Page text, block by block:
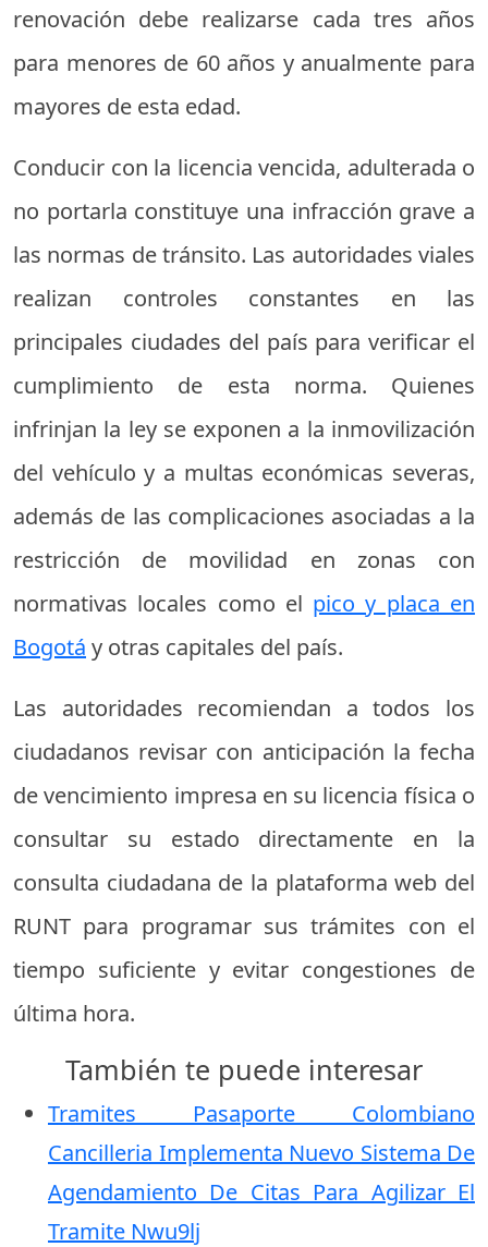
renovación debe realizarse cada tres años
para menores de 60 años y anualmente para
mayores de esta edad.
Conducir con la licencia vencida, adulterada o
no portarla constituye una infracción grave a
las normas de tránsito. Las autoridades viales
realizan controles constantes en las
principales ciudades del país para verificar el
cumplimiento de esta norma. Quienes
infrinjan la ley se exponen a la inmovilización
del vehículo y a multas económicas severas,
además de las complicaciones asociadas a la
restricción de movilidad en zonas con
normativas locales como el pico y placa en
Bogotá y otras capitales del país.
Las autoridades recomiendan a todos los
ciudadanos revisar con anticipación la fecha
de vencimiento impresa en su licencia física o
consultar su estado directamente en la
consulta ciudadana de la plataforma web del
RUNT para programar sus trámites con el
tiempo suficiente y evitar congestiones de
última hora.
También te puede interesar
Tramites Pasaporte Colombiano
Cancilleria Implementa Nuevo Sistema De
Agendamiento De Citas Para Agilizar El
Tramite Nwu9lj